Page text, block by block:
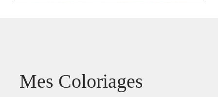
Mes Coloriages